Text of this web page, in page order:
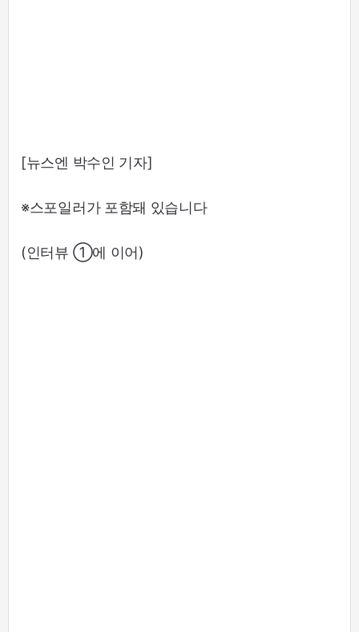
[뉴스엔 박수인 기자]
※스포일러가 포함돼 있습니다
(인터뷰 ①에 이어)